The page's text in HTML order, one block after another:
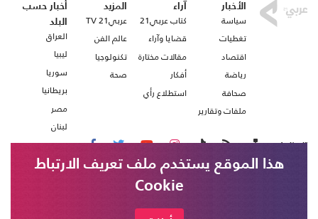
الخارجية السورية: دمشق وموسكو توصلتا
الأخبار
سياسة
تغطيات
اقتصاد
رياضة
صحافة
ملفات وتقارير
آراء
كتاب عربي21
قضايا وآراء
مقالات مختارة
أفكار
استطلاع رأي
المزيد
عربي21 TV
عالم الفن
تكنولوجيا
صحة
أخبار حسب
البلد
العراق
ليبيا
سوريا
بريطانيا
مصر
لبنان
تابعنا على
هذا الموقع يستخدم ملف تعريف الارتباط
Cookie